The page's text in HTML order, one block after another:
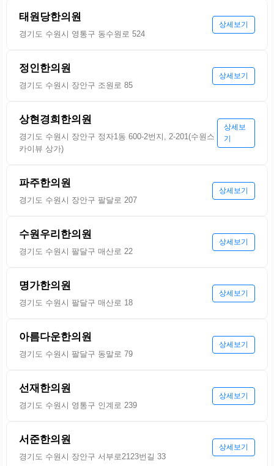
태원당한의원
경기도 수원시 영통구 동수원로 524
상세보기
정인한의원
경기도 수원시 장안구 조원로 85
상세보기
상현경희한의원
경기도 수원시 장안구 정자1동 600-2번지, 2-201(수원스
카이뷰 상가)
상세보
기
파주한의원
경기도 수원시 장안구 팔달로 207
상세보기
수원우리한의원
경기도 수원시 팔달구 매산로 22
상세보기
명가한의원
경기도 수원시 팔달구 매산로 18
상세보기
아름다운한의원
경기도 수원시 팔달구 동말로 79
상세보기
선재한의원
경기도 수원시 영통구 인계로 239
상세보기
서준한의원
경기도 수원시 장안구 서부로2123번길 33
상세보기